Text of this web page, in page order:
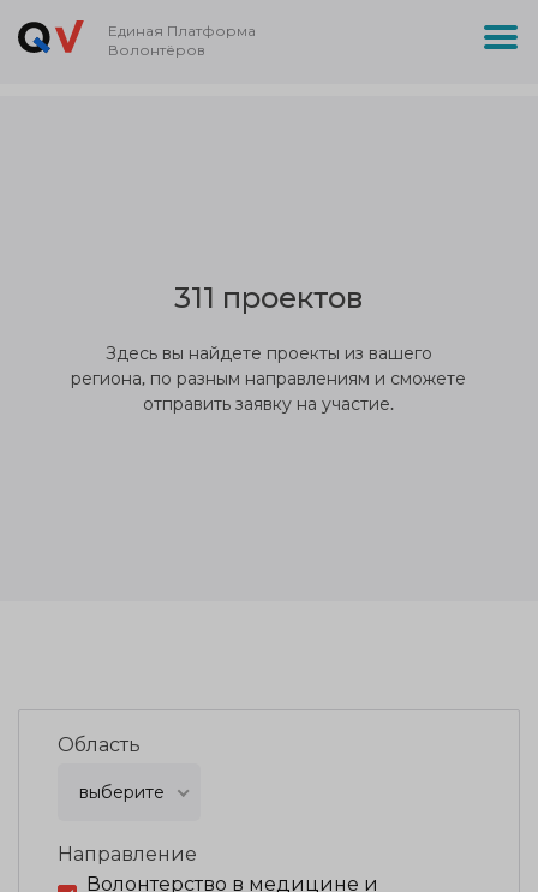
Единая Платформа
Волонтёров
311 проектов
Здесь вы найдете проекты из вашего
региона, по разным направлениям и сможете
отправить заявку на участие.
Область
выберите
Направление
Волонтерство в медицине и